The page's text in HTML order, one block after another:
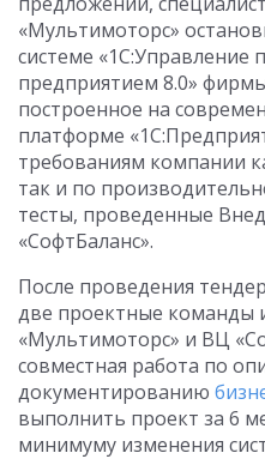
«Мультимоторс»
системе «1С:Управление
предприятием 8.0»
построенное на
платформе
требованиям компании
так и по
тесты, проведенные
«СофтБаланс».
После проведения
две проектные команды
«Мультимоторс» и ВЦ
совместная работа по
документированию
выполнить проект за 6
минимуму изменения